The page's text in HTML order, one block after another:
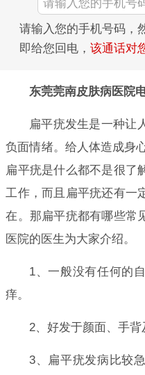
请输入您的手机号码，
即给您回电， 该通话对
东莞莞南皮肤病医院
扁平疣发生是一种让
负面情绪。给人体造成身
扁平疣是什么都不是很了
工作，而且扁平疣还有一
在。那扁平疣都有哪些常
医院的医生为大家介绍。
1、一般没有任何的
痒。
2、好发于颜面、手背
3、扁平疣发病比较